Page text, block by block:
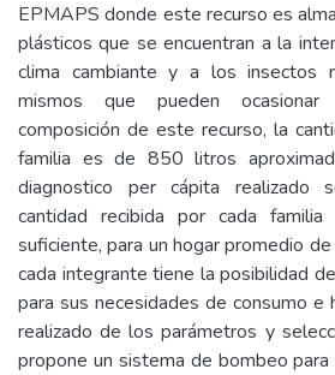
EPMAPS donde este recurso es
plásticos que se encuentran a la
clima cambiante y a los insectos
mismos que pueden
composición de este recurso, la
familia es de 850 litros
diagnostico per cápita realizado
cantidad recibida por cada
suficiente, para un hogar promedio
cada integrante tiene la posibilidad
para sus necesidades de consumo e
realizado de los parámetros y
propone un sistema de bombeo